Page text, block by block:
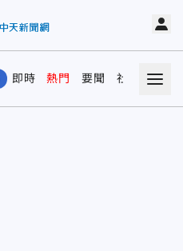
即時 熱門 要聞 社會 娛樂